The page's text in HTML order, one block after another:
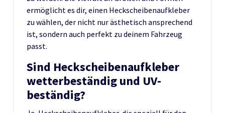
ermöglicht es dir, einen Heckscheibenaufkleber
zu wählen, der nicht nur ästhetisch ansprechend
ist, sondern auch perfekt zu deinem Fahrzeug
passt.
Sind Heckscheibenaufkleber
wetterbeständig und UV-
beständig?